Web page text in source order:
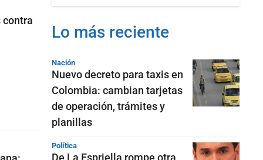
contra
Lo más reciente
Nación
Nuevo decreto para taxis en
Colombia: cambian tarjetas
de operación, trámites y
planillas
Política
De La Espriella rompe otra